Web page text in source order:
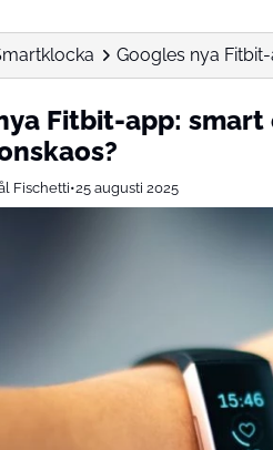
Googles nya
Fitbit-app:
Fischetti•25 augusti 2025